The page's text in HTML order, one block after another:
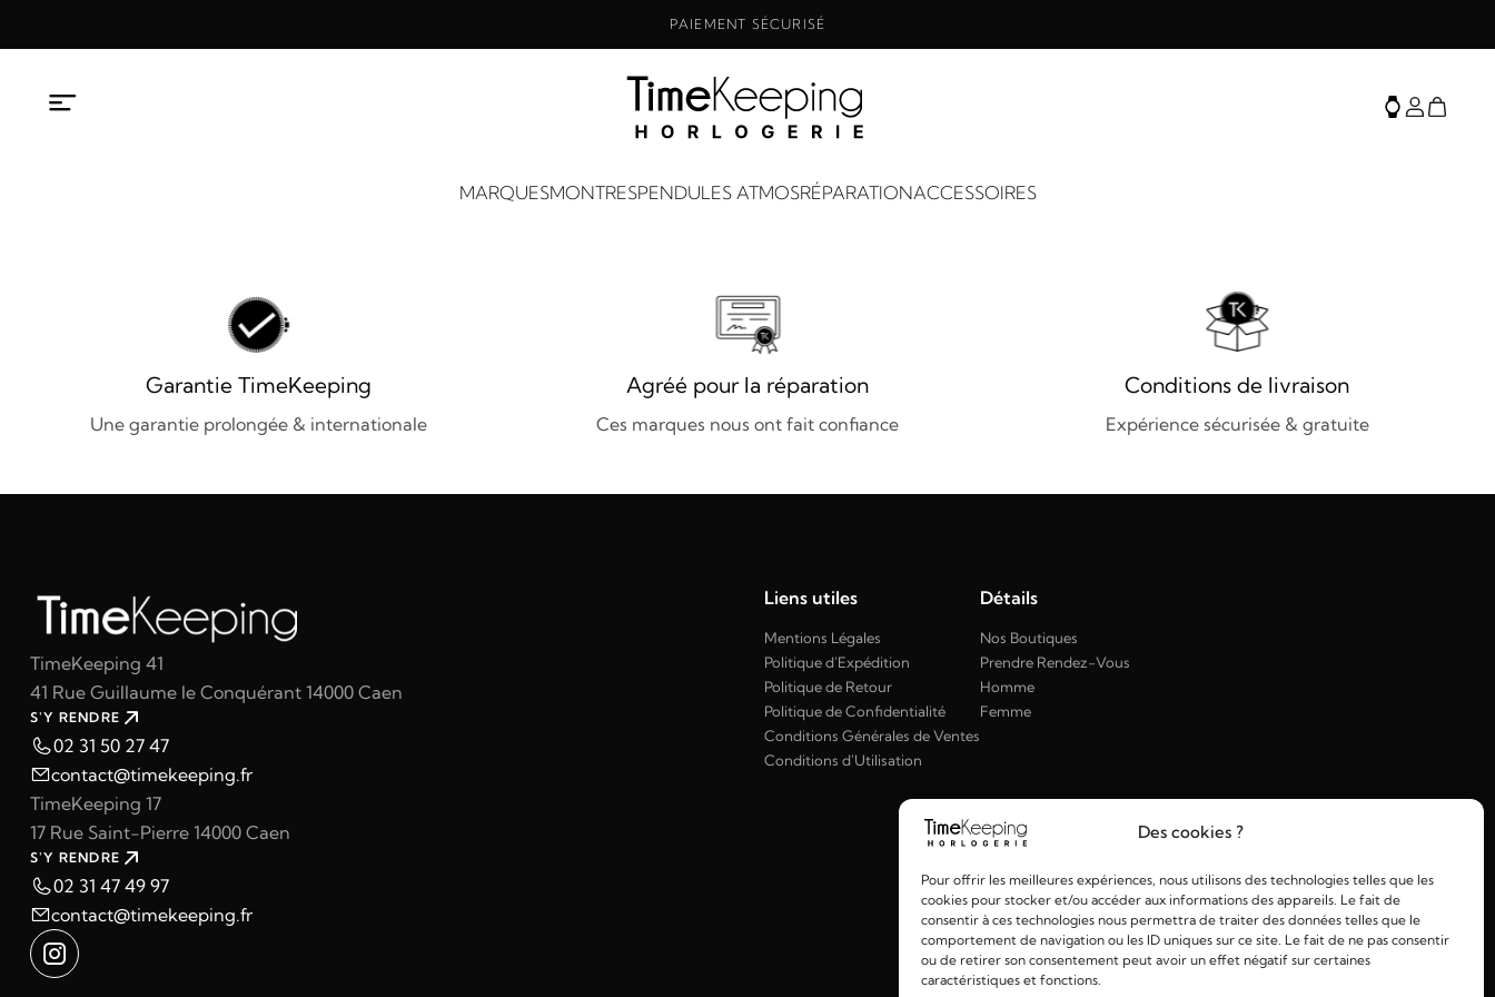
Des cookies ?
Pour offrir les meilleures expériences, nous utilisons des technologies telles que les
cookies pour stocker et/ou accéder aux informations des appareils. Le fait de
consentir à ces technologies nous permettra de traiter des données telles que le
comportement de navigation ou les ID uniques sur ce site. Le fait de ne pas consentir
ou de retirer son consentement peut avoir un effet négatif sur certaines
caractéristiques et fonctions.
PAIEMENT SÉCURISÉ
MARQUESMONTRESPENDULES ATMOSRÉPARATIONACCESSOIRES
Garantie TimeKeeping
Une garantie prolongée & internationale
Agréé pour la réparation
Ces marques nous ont fait confiance
Conditions de livraison
Expérience sécurisée & gratuite
TimeKeeping 41
41 Rue Guillaume le Conquérant 14000 Caen
S'Y RENDRE
02 31 50 27 47
contact@timekeeping.fr
TimeKeeping 17
17 Rue Saint-Pierre 14000 Caen
S'Y RENDRE
02 31 47 49 97
contact@timekeeping.fr
Liens utiles
Mentions Légales
Politique d'Expédition
Politique de Retour
Politique de Confidentialité
Conditions Générales de Ventes
Conditions d'Utilisation
Détails
Nos Boutiques
Prendre Rendez-Vous
Homme
Femme